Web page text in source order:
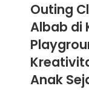
Outing
Albab di
Anak